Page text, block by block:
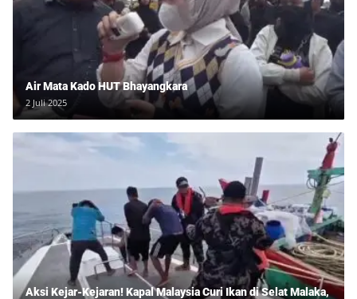
Air Mata Kado HUT Bhayangkara
2 Juli 2025
Aksi Kejar-Kejaran! Kapal Malaysia Curi Ikan di Selat Malaka,